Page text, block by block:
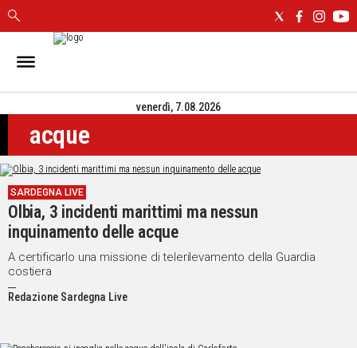
IN
CAGLIARI
SASSARI
NUORO
ORISTANO
SULCIS
GALLURA
OGLIASTRA
MEDIO
CAMPIDANO
venerdì, 7.08.2026
acque
SARDEGNA LIVE
Olbia, 3 incidenti marittimi ma nessun
inquinamento delle acque
A certificarlo una missione di telerilevamento della Guardia
costiera
Redazione Sardegna Live